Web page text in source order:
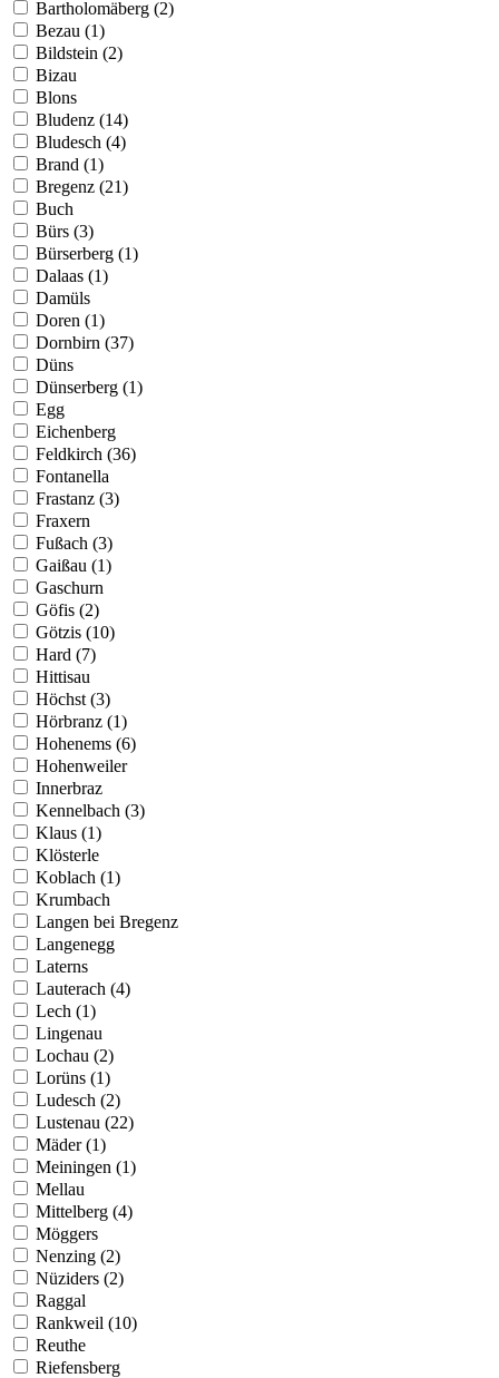
Bartholomäberg (2)
Bezau (1)
Bildstein (2)
Bizau
Blons
Bludenz (14)
Bludesch (4)
Brand (1)
Bregenz (21)
Buch
Bürs (3)
Bürserberg (1)
Dalaas (1)
Damüls
Doren (1)
Dornbirn (37)
Düns
Dünserberg (1)
Egg
Eichenberg
Feldkirch (36)
Fontanella
Frastanz (3)
Fraxern
Fußach (3)
Gaißau (1)
Gaschurn
Göfis (2)
Götzis (10)
Hard (7)
Hittisau
Höchst (3)
Hörbranz (1)
Hohenems (6)
Hohenweiler
Innerbraz
Kennelbach (3)
Klaus (1)
Klösterle
Koblach (1)
Krumbach
Langen bei Bregenz
Langenegg
Laterns
Lauterach (4)
Lech (1)
Lingenau
Lochau (2)
Lorüns (1)
Ludesch (2)
Lustenau (22)
Mäder (1)
Meiningen (1)
Mellau
Mittelberg (4)
Möggers
Nenzing (2)
Nüziders (2)
Raggal
Rankweil (10)
Reuthe
Riefensberg